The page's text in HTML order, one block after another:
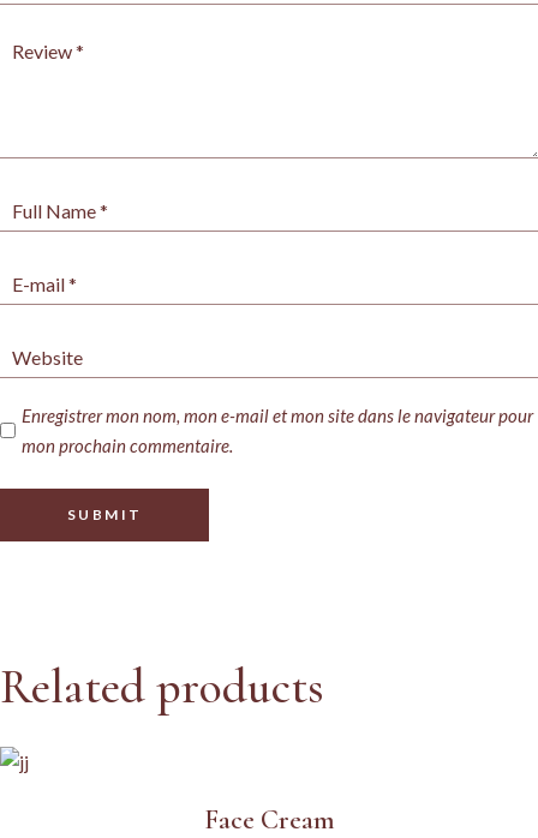
Enregistrer mon nom, mon e-mail et mon site dans le navigateur pour
mon prochain commentaire.
SUBMIT
Related products
Face Cream